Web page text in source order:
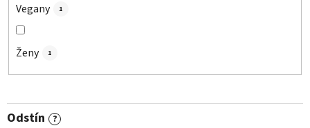
Vegany 1
Ženy 1
Odstín ?